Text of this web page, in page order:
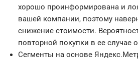
хорошо проинформирована и
вашей компании, поэтому
снижение стоимости.
повторной покупки в ее случае
Сегменты на основе